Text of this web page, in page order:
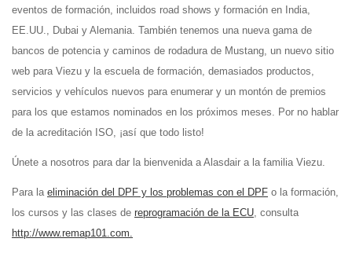
eventos de formación, incluidos road shows y formación en India,
EE.UU., Dubai y Alemania. También tenemos una nueva gama de
bancos de potencia y caminos de rodadura de Mustang, un nuevo sitio
web para Viezu y la escuela de formación, demasiados productos,
servicios y vehículos nuevos para enumerar y un montón de premios
para los que estamos nominados en los próximos meses. Por no hablar
de la acreditación ISO, ¡así que todo listo!
Únete a nosotros para dar la bienvenida a Alasdair a la familia Viezu.
Para la eliminación del DPF y los problemas con el DPF o la formación,
los cursos y las clases de reprogramación de la ECU, consulta
http://www.remap101.com.